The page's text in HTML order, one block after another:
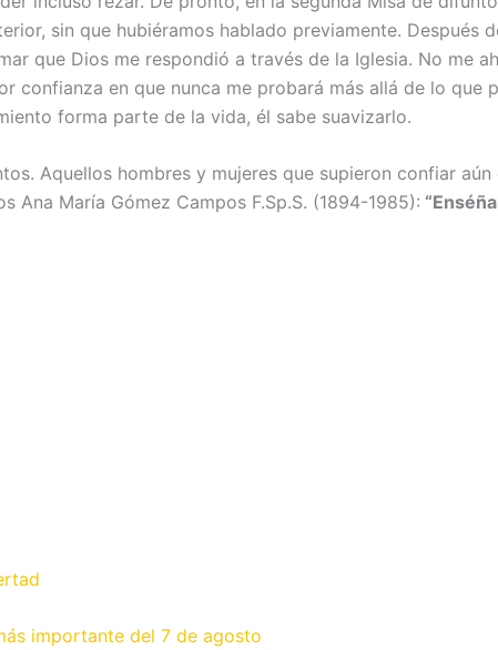
sin que hubiéramos hablado previamente.
que Dios me respondió a través de la Iglesia. No me
confianza en que nunca me probará más allá de lo
forma parte de la vida, él sabe suavizarlo.
Aquellos hombres y mujeres que supieron confiar
Ana María Gómez Campos F.Sp.S. (1894-1985):
importante del 7 de agosto